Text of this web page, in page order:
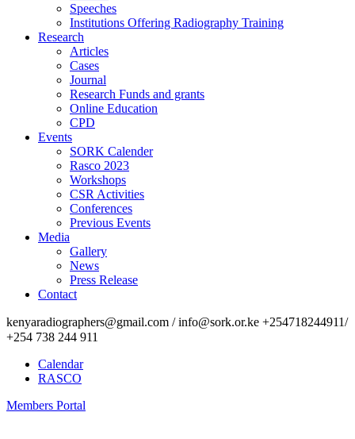
Speeches
Institutions Offering Radiography Training
Research
Articles
Cases
Journal
Research Funds and grants
Online Education
CPD
Events
SORK Calender
Rasco 2023
Workshops
CSR Activities
Conferences
Previous Events
Media
Gallery
News
Press Release
Contact
kenyaradiographers@gmail.com / info@sork.or.ke +254718244911/
+254 738 244 911
Calendar
RASCO
Members Portal